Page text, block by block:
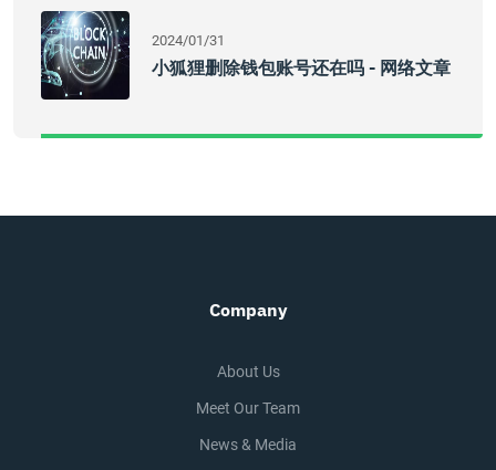
2024/01/31
小狐狸删除钱包账号还在吗 - 网络文章
Company
About Us
Meet Our Team
News & Media